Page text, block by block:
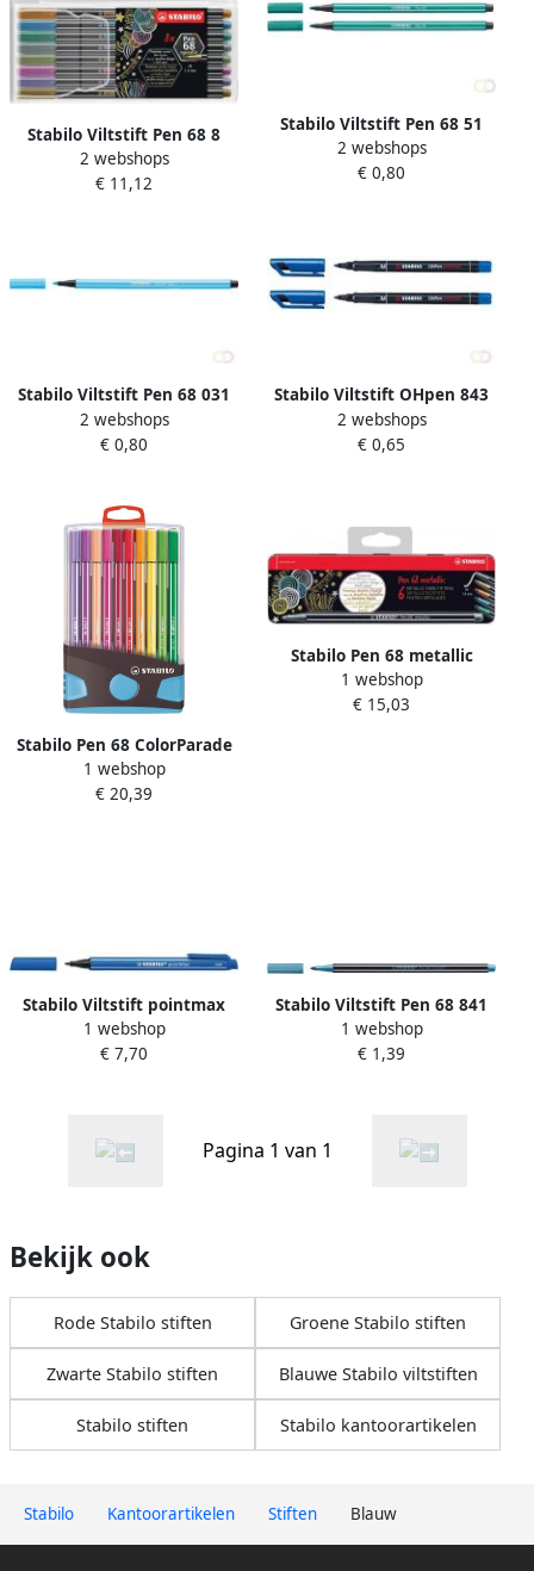
Stabilo Kantoorartikelen Stiften Blauw
Stabilo Viltstift Pen 68 8
medium metallic assorti
etui Ã 8 stuks
2 webshops
€ 11,12
Stabilo Viltstift Pen 68 51
medium turquoiseblauw
2 webshops
€ 0,80
Stabilo Viltstift Pen 68 031
medium neon blauw
2 webshops
€ 0,80
Stabilo Viltstift OHpen 843
41 permanent rond medium
blauw
2 webshops
€ 0,65
Stabilo Pen 68 ColorParade
blauw-grijze doos 20 stuks
in geassorteerde kleuren
1 webshop
€ 20,39
Stabilo Pen 68 metallic
viltstift 6 kleuren metalen
doos van 6 stuks
1 webshop
€ 15,03
Stabilo Viltstift pointmax
488 32 ultramarijn
1 webshop
€ 7,70
Stabilo Viltstift Pen 68 841
medium metallic blauw
1 webshop
€ 1,39
Pagina 1 van 1
Bekijk ook
Rode Stabilo stiften Groene Stabilo stiften
Zwarte Stabilo stiften Blauwe Stabilo viltstiften
Stabilo stiften Stabilo kantoorartikelen